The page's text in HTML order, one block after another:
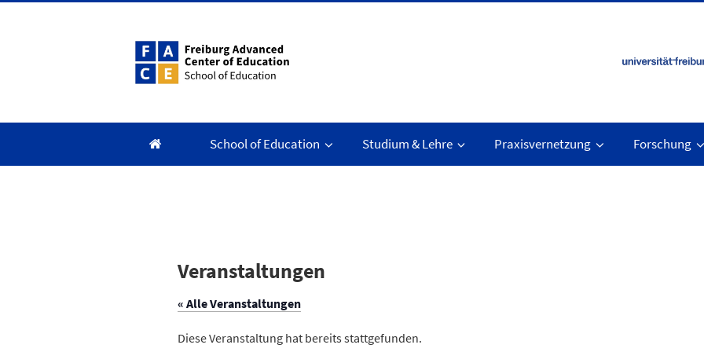
Zum
School of Education Studium & Lehre Praxisvernetzung Forschung
Veranstaltungen
« Alle Veranstaltungen
Diese Veranstaltung hat bereits stattgefunden.